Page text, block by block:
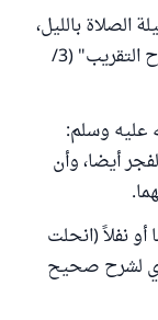
الصلاة بالليل،
وإن قلَّت". انتهى، من "طرح التثريب في شرح التقريب" (3/
عليه وسلم:
أيضا، وأن
نفلاً (انحلت
لشرح صحيح